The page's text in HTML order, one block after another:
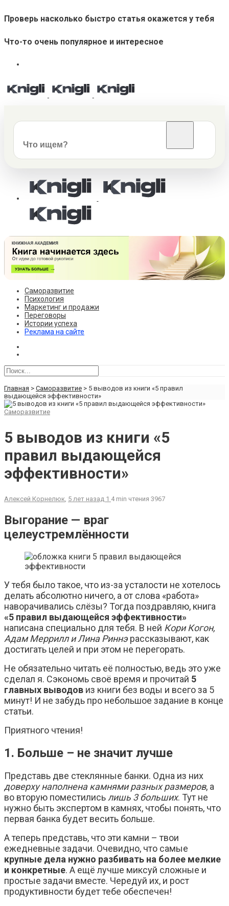
Проверь насколько быстро статья окажется у тебя
Что-то очень популярное и интересное
Саморазвитие
Психология
Маркетинг и продажи
Переговоры
Истории успеха
Реклама на сайте
Главная > Саморазвитие > 5 выводов из книги «5 правил
выдающейся эффективности»
Саморазвитие
5 выводов из книги «5
правил выдающейся
эффективности»
Алексей Корнелюк 5 лет назад 1 4 min чтения 3967
Выгорание — враг
целеустремлённости
У тебя было такое, что из-за усталости не хотелось
делать абсолютно ничего, а от слова «работа»
наворачивались слёзы? Тогда поздравляю, книга
«5 правил выдающейся эффективности»
написана специально для тебя. В ней Кори Когон,
Адам Меррилл и Лина Риннэрассказывают, как
достигать целей и при этом не перегорать.
Не обязательно читать её полностью, ведь это уже
сделал я. Сэкономь своё время и прочитай 5
главных выводов из книги без воды и всего за 5
минут! И не забудь про небольшое задание в конце
статьи.
Приятного чтения!
1. Больше – не значит лучше
Представь две стеклянные банки. Одна из них
доверху наполнена камнями разных размеров, а
во вторую поместилисьлишь 3 больших. Тут не
нужно быть экспертом в камнях, чтобы понять, что
первая банка будет весить больше.
А теперь представь, что эти камни – твои
ежедневные задачи. Очевидно, что самые
крупные дела нужно разбивать на более мелкие
и конкретные. А ещё лучше миксуй сложные и
простые задачи вместе. Чередуй их, и рост
продуктивности будет тебе обеспечен!